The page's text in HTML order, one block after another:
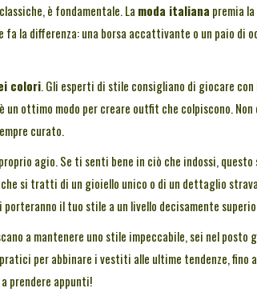
è fondamentale. La moda italiana premia
la differenza: una borsa accattivante o un paio di
colori. Gli esperti di stile consigliano di giocare
ottimo modo per creare outfit che colpiscono.
curato.
agio. Se ti senti bene in ciò che indossi,
si tratti di un gioiello unico o di un dettaglio
il tuo stile a un livello decisamente
a mantenere uno stile impeccabile, sei nel posto
per abbinare i vestiti alle ultime tendenze, fino
prendere appunti!